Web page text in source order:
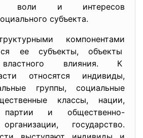
воли и интересов
субъекта.
компонентами
ее субъекты, объекты
влияния. К
относятся индивиды,
группы, социальные
классы, нации,
партии и общественно-
государство.